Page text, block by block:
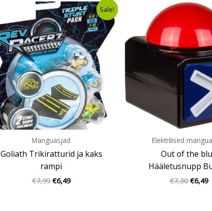
Sale!
Mänguasjad
Goliath Trikiratturid ja kaks
rampi
€7,99
Algne
hind
oli:
€7,99.
€6,49
Current
price
is:
€6,49.
Elektrilised
Out of the
Hääletusnupp
€7,30
Algne
€7,30.
€6,49